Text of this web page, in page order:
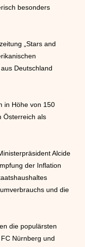
besonders
„Stars and
Deutschland
in Höhe von 150
Österreich als
Alcide
der Inflation
und die
die populärsten
Nürnberg und